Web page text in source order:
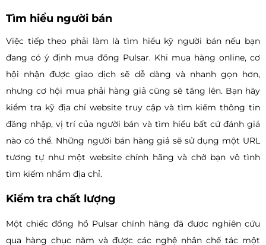
Tìm hiểu người bán
Việc tiếp theo phải làm là tìm hiểu kỹ người bán nếu bạn
đang có ý định mua đồng Pulsar. Khi mua hàng online, cơ
hội nhận được giao dịch sẽ dễ dàng và nhanh gọn hơn,
nhưng cơ hội mua phải hàng giả cũng sẽ tăng lên. Bạn hãy
kiểm tra kỹ địa chỉ website truy cập và tìm kiếm thông tin
đăng nhập, vị trí của người bán và tìm hiểu bất cứ đánh giá
nào có thể. Những người bán hàng giả sẽ sử dụng một URL
tương tự như một website chính hãng và chờ bạn vô tình
tìm kiếm nhầm địa chỉ.
Kiểm tra chất lượng
Một chiếc đồng hồ Pulsar chính hãng đã được nghiên cứu
qua hàng chục năm và được các nghệ nhân chế tác một